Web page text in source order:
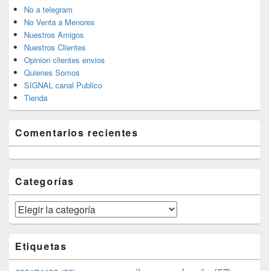
No a telegram
No Venta a Menores
Nuestros Amigos
Nuestros Clientes
Opinion clientes envios
Quienes Somos
SIGNAL canal Publico
Tienda
Comentarios recientes
Categorías
Categorías
Etiquetas